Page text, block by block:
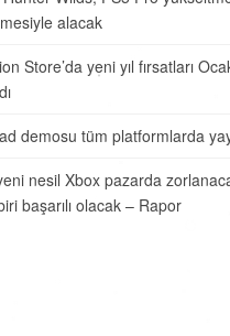
alacak
Store’da yeni yıl fırsatları
demosu tüm platformlarda
nesil Xbox pazarda
başarılı olacak – Rapor